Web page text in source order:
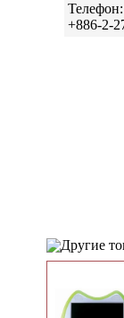
Телефон:
+886-2-
Другие